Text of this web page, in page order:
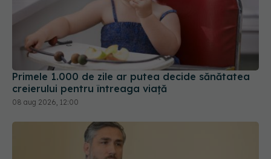
Primele 1.000 de zile ar putea decide sănătatea
creierului pentru întreaga viață
08 aug 2026, 12:00